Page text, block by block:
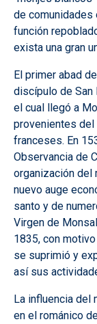
de
función
exista una gran
El primer abad
discípulo de San
el cual llegó a
provenientes del
franceses. En
Observancia de
organización del
nuevo auge
santo y de
Virgen de
1835, con
se suprimió y
así sus
La influencia del
en el románico